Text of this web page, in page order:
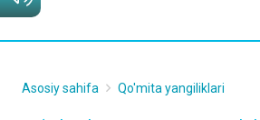
Asosiy sahifa Qo'mita yangiliklari